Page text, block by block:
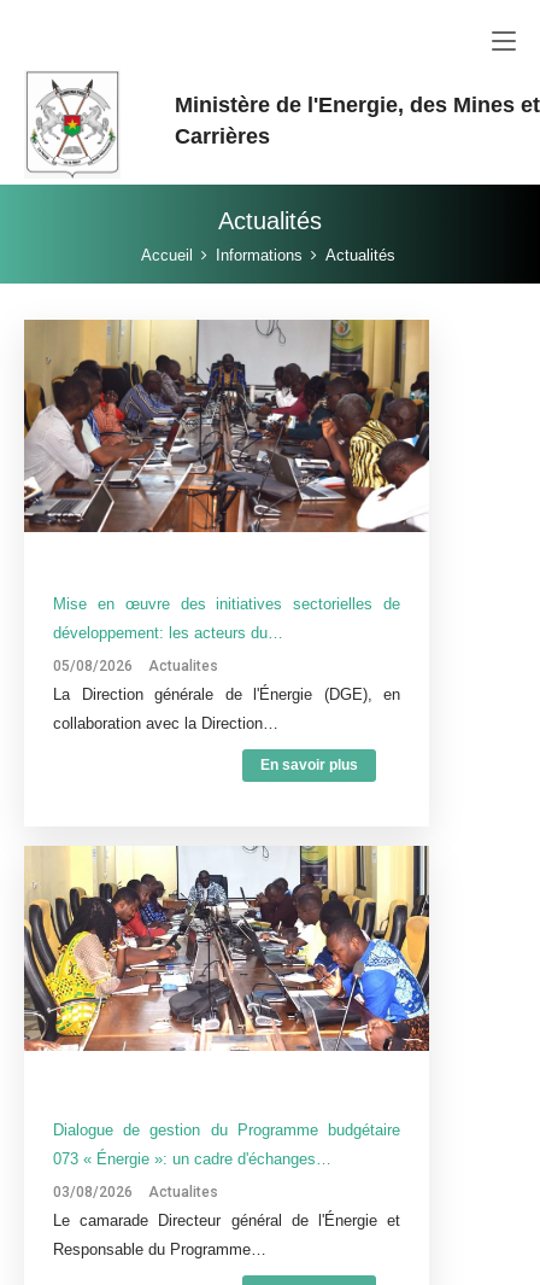
Ministère de l'Energie, des Mines
Carrières
Actualités
Accueil Informations Actualités
Mise en œuvre des initiatives sectorielles de
développement: les acteurs du…
05/08/2026 Actualites
La Direction générale de l'Énergie (DGE), en
collaboration avec la Direction…
En savoir plus
Dialogue de gestion du Programme budgétaire
073 « Énergie »: un cadre d'échanges…
03/08/2026 Actualites
Le camarade Directeur général de l'Énergie et
Responsable du Programme…